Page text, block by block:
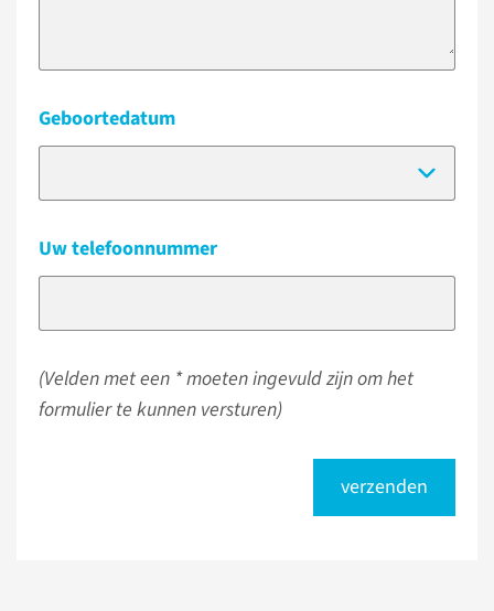
Geboortedatum
Uw telefoonnummer
(Velden met een * moeten ingevuld zijn om het
formulier te kunnen versturen)
verzenden